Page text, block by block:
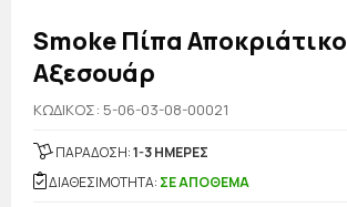
Smoke Πίπα Αποκριάτικο
Αξεσουάρ
KΩΔΙΚΟΣ: 5-06-03-08-00021
ΠΑΡΑΔΟΣΗ:1-3 ΗΜΕΡΕΣ
ΔΙΑΘΕΣΙΜΟΤΗΤΑ: ΣΕ ΑΠΟΘΕΜΑ